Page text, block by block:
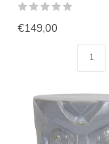
€149,00